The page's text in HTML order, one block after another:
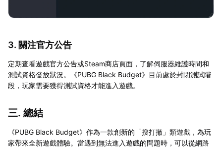
3. 關注官方公告
定期查看遊戲官方公告或Steam商店頁面，了解伺服器維護時間和
測試資格發放狀況。《PUBG Black Budget》目前處於封閉測試階
段，玩家需要獲得測試資格才能進入遊戲。
三. 總結
《PUBG Black Budget》作為一款創新的「搜打撤」類遊戲，為玩
家帶來全新遊戲體驗。當遇到無法進入遊戲的問題時，可以從網路